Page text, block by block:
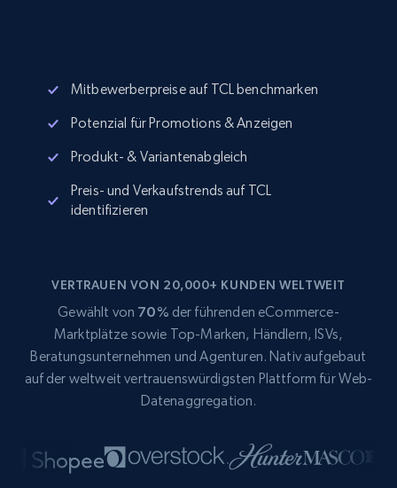
Mitbewerberpreise auf TCL benchmarken
Potenzial für Promotions & Anzeigen
Produkt- & Variantenabgleich
Preis- und Verkaufstrends auf TCL
identifizieren
VERTRAUEN VON 20,000+ KUNDEN WELTWEIT
Gewählt von 70% der führenden eCommerce-
Marktplätze sowie Top-Marken, Händlern, ISVs,
Beratungsunternehmen und Agenturen. Nativ aufgebaut
auf der weltweit vertrauenswürdigsten Plattform für Web-
Datenaggregation.